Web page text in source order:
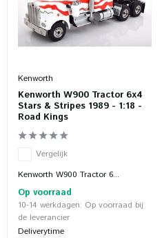
Kenworth
Kenworth W900 Tractor 6x4
Stars & Stripes 1989 - 1:18 -
Road Kings
Vergelijk
Kenworth W900 Tractor 6...
Op voorraad
10-14 werkdagen: Op voorraad bij
de leverancier
Deliverytime